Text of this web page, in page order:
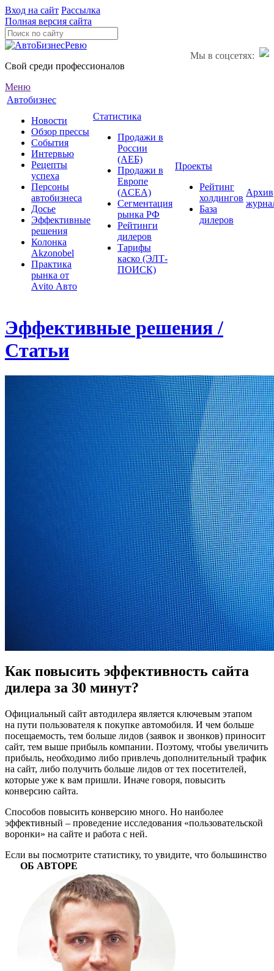
Вход на сайт Рассылка
Полная версия сайта
Мы в соцсетях:
Свой среди профессионалов
Меню
Автобизнес
Новости
Обзор прессы
События
Интервью
Рецепты
успеха
Персоны
автобизнеса
Досье
Эффективные
решения
Колонка
Akzonobel
Практика
рынка от
Аvito Авто
Статистика
Продажи в
России
(АЕБ)
Продажи в
Европе
(ACEA)
Сегментация
рынка РФ
Рейтинги
дилеров
Тарифы
каско (ЭЛТ-
ПОИСК)
Проекты
Рейтинг
холдингов
База
дилеров
Архив
Эффективные решения /
Статьи
Как повысить эффективность сайта
дилера за 30 минут?
Официальный сайт автодилера является ключевым этапом
на пути пользователя к покупке автомобиля. И чем больше
посещаемость, тем больше лидов (заявок и звонков) приносит
сайт, тем выше прибыль компании. Поэтому, чтобы увеличить
прибыль, необходимо либо привлечь дополнительный трафик
на сайт, либо получить больше лидов от тех посетителей,
которые уже к вам пришли. Иначе говоря, повысить
конверсию сайта.
Способов повысить конверсию много. Но наиболее
эффективный – проведение исследования «пользовательской
воронки» на сайте и работа с ней.
Если вы посмотрите статистику, то увидите, что большинство
ОБ АВТОРЕ